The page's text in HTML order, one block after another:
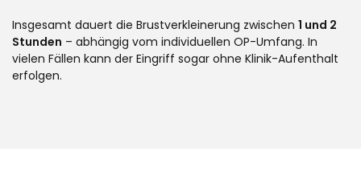
Insgesamt dauert die Brustverkleinerung zwischen 1 und 2
Stunden – abhängig vom individuellen OP-Umfang. In
vielen Fällen kann der Eingriff sogar ohne Klinik-Aufenthalt
erfolgen.